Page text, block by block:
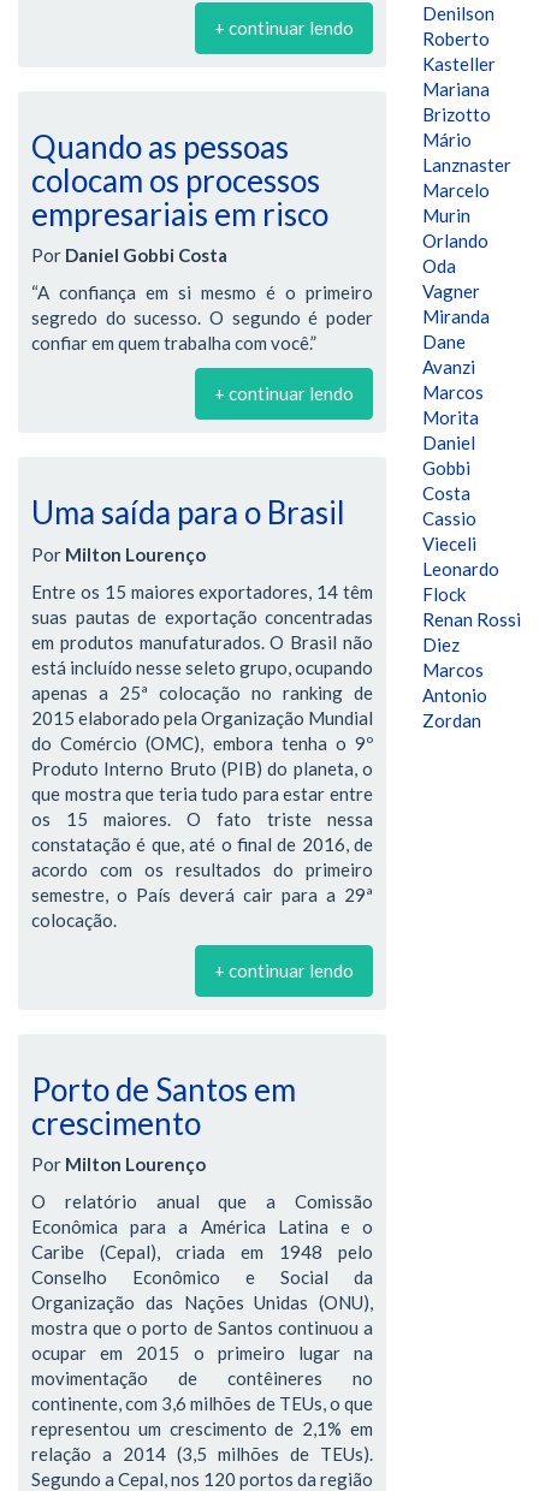
+ continuar lendo
Quando as pessoas
colocam os processos
empresariais em risco
Por Daniel Gobbi Costa
“A confiança em si mesmo é o primeiro
segredo do sucesso. O segundo é poder
confiar em quem trabalha com você.”
+ continuar lendo
Uma saída para o Brasil
Por Milton Lourenço
Entre os 15 maiores exportadores, 14 têm
suas pautas de exportação concentradas
em produtos manufaturados. O Brasil não
está incluído nesse seleto grupo, ocupando
apenas a 25ª colocação no ranking de
2015 elaborado pela Organização Mundial
do Comércio (OMC), embora tenha o 9º
Produto Interno Bruto (PIB) do planeta, o
que mostra que teria tudo para estar entre
os 15 maiores. O fato triste nessa
constatação é que, até o final de 2016, de
acordo com os resultados do primeiro
semestre, o País deverá cair para a 29ª
colocação.
+ continuar lendo
Porto de Santos em
crescimento
Por Milton Lourenço
O relatório anual que a Comissão
Econômica para a América Latina e o
Caribe (Cepal), criada em 1948 pelo
Conselho Econômico e Social da
Organização das Nações Unidas (ONU),
mostra que o porto de Santos continuou a
ocupar em 2015 o primeiro lugar na
movimentação de contêineres no
continente, com 3,6 milhões de TEUs, o que
representou um crescimento de 2,1% em
relação a 2014 (3,5 milhões de TEUs).
Segundo a Cepal, nos 120 portos da região
Denilson
Roberto
Kasteller
Mariana
Brizotto
Mário
Lanznaster
Marcelo
Murin
Orlando
Oda
Vagner
Miranda
Dane
Avanzi
Marcos
Morita
Daniel
Gobbi
Costa
Cassio
Vieceli
Leonardo
Flock
Renan Rossi
Diez
Marcos
Antonio
Zordan